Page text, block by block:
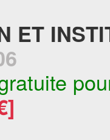
ET